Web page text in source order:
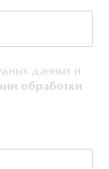
данных и
обработки